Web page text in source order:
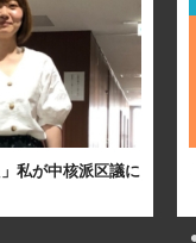
私が中核派区議に